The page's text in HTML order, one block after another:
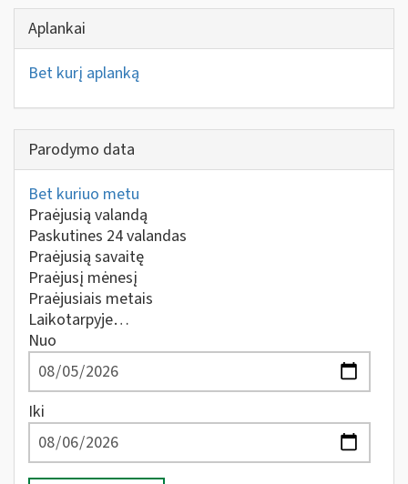
Aplankai
Bet kurį aplanką
Parodymo data
Bet kuriuo metu
Praėjusią valandą
Paskutines 24 valandas
Praėjusią savaitę
Praėjusį mėnesį
Praėjusiais metais
Laikotarpyje…
Nuo
Iki